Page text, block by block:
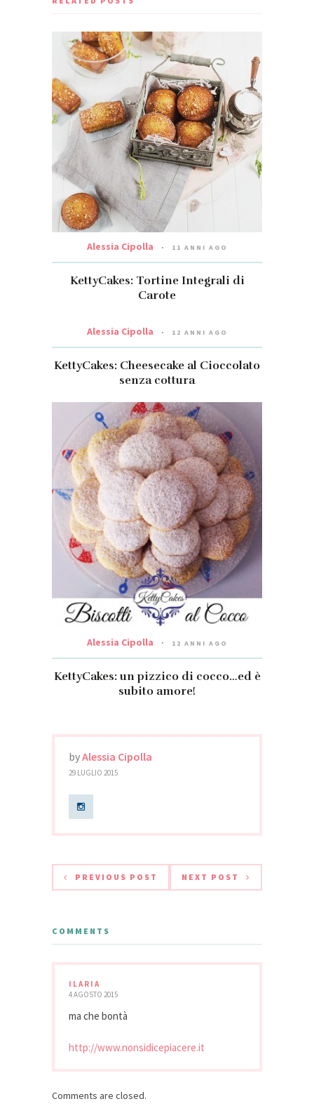
Alessia Cipolla 11 ANNI AGO
KettyCakes: Tortine Integrali di
Carote
Alessia Cipolla 12 ANNI AGO
KettyCakes: Cheesecake al Cioccolato
senza cottura
Alessia Cipolla 12 ANNI AGO
KettyCakes: un pizzico di cocco…ed è
subito amore!
byAlessia Cipolla
29 LUGLIO 2015
PREVIOUS POST NEXT POST
COMMENTS
ILARIA
4 AGOSTO 2015
ma che bontà
http://www.nonsidicepiacere.it
Comments are closed.